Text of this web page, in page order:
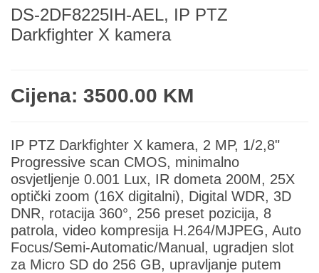
DS-2DF8225IH-AEL, IP PTZ
Darkfighter X kamera
Cijena: 3500.00 KM
IP PTZ Darkfighter X kamera, 2 MP, 1/2,8"
Progressive scan CMOS, minimalno
osvjetljenje 0.001 Lux, IR dometa 200M, 25Х
optički zoom (16Х digitalni), Digital WDR, 3D
DNR, rotacija 360°, 256 preset pozicija, 8
patrola, video kompresija H.264/MJPEG, Auto
Focus/Semi-Automatic/Manual, ugradjen slot
za Micro SD do 256 GB, upravljanje putem